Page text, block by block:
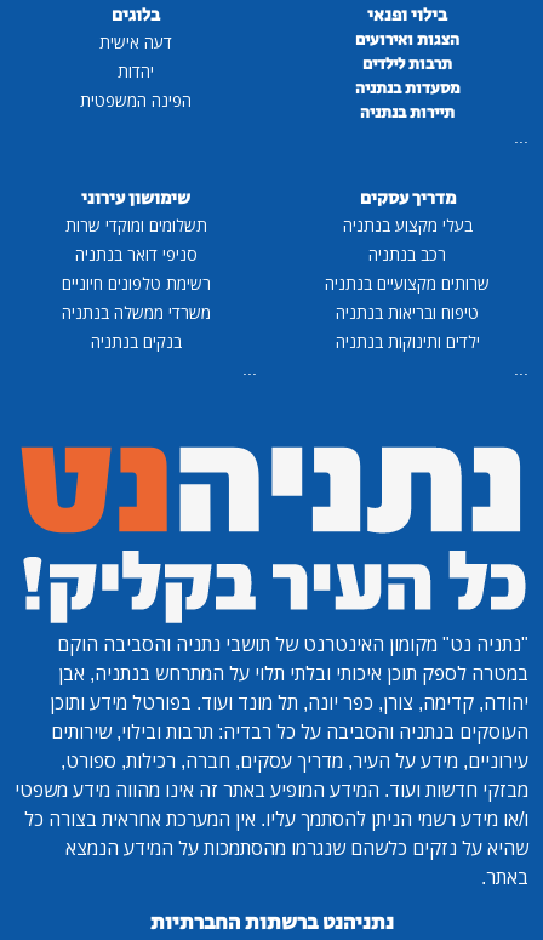
בילוי ופנאי
הצגות ואירועים
תרבות לילדים
מסעדות בנתניה
תיירות בנתניה
...
בלוגים
דעה אישית
יהדות
הפינה המשפטית
מדריך עסקים
בעלי מקצוע בנתניה
רכב בנתניה
שרותים מקצועיים בנתניה
טיפוח ובריאות בנתניה
ילדים ותינוקות בנתניה
...
שימושון עירוני
תשלומים ומוקדי שרות
סניפי דואר בנתניה
רשימת טלפונים חיוניים
משרדי ממשלה בנתניה
בנקים בנתניה
...
"נתניה נט" מקומון האינטרנט של תושבי נתניה והסביבה הוקם
במטרה לספק תוכן איכותי ובלתי תלוי על המתרחש בנתניה, אבן
יהודה, קדימה, צורן, כפר יונה, תל מונד ועוד. בפורטל מידע ותוכן
העוסקים בנתניה והסביבה על כל רבדיה: תרבות ובילוי, שירותים
עירוניים, מידע על העיר, מדריך עסקים, חברה, רכילות, ספורט,
מבזקי חדשות ועוד. המידע המופיע באתר זה אינו מהווה מידע משפטי
ו/או מידע רשמי הניתן להסתמך עליו. אין המערכת אחראית בצורה כל
שהיא על נזקים כלשהם שנגרמו מהסתמכות על המידע הנמצא
באתר.
נתניהנט ברשתות החברתיות